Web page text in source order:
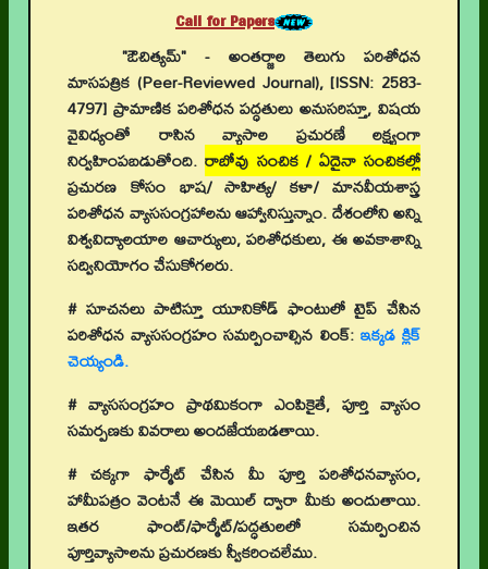
Call for Papers
"ఔచిత్యమ్" - అంతర్జాల తెలుగు పరిశోధన
మాసపత్రిక (Peer-Reviewed Journal), [ISSN: 2583-
4797] ప్రామాణిక పరిశోధన పద్ధతులు అనుసరిస్తూ, విషయ
వైవిధ్యంతో రాసిన వ్యాసాల ప్రచురణే లక్ష్యంగా
నిర్వహింపబడుతోంది.రాబోవు సంచిక / ఏదైనా సంచికల్లో
ప్రచురణ కోసం భాష/ సాహిత్య/ కళా/ మానవీయశాస్త్ర
పరిశోధన వ్యాససంగ్రహాలను ఆహ్వానిస్తున్నాం. దేశంలోని అన్ని
విశ్వవిద్యాలయాల ఆచార్యులు, పరిశోధకులు, ఈ అవకాశాన్ని
సద్వినియోగం చేసుకోగలరు.
# సూచనలు పాటిస్తూ యూనికోడ్ ఫాంటులో టైప్ చేసిన
పరిశోధన వ్యాససంగ్రహం సమర్పించాల్సిన లింక్: ఇక్కడ క్లిక్
చెయ్యండి.
# వ్యాససంగ్రహం ప్రాథమికంగా ఎంపికైతే, పూర్తి వ్యాసం
సమర్పణకు వివరాలు అందజేయబడతాయి.
# చక్కగా ఫార్మేట్ చేసిన మీ పూర్తి పరిశోధనవ్యాసం,
హామీపత్రం వెంటనే ఈ మెయిల్ ద్వారా మీకు అందుతాయి.
ఇతర ఫాంట్/ఫార్మేట్/పద్ధతులలో సమర్పించిన
పూర్తివ్యాసాలను ప్రచురణకు స్వీకరించలేము.